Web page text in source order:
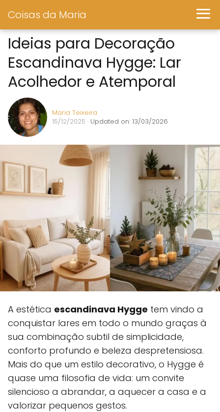
Coisas da Maria
Ideias para Decoração
Escandinava Hygge: Lar
Acolhedor e Atemporal
Maria Teixeira
15/12/2025 · Updated on: 13/03/2026
A estética escandinava Hygge tem vindo a
conquistar lares em todo o mundo graças à
sua combinação subtil de simplicidade,
conforto profundo e beleza despretensiosa.
Mais do que um estilo decorativo, o Hygge é
quase uma filosofia de vida: um convite
silencioso a abrandar, a aquecer a casa e a
valorizar pequenos gestos.